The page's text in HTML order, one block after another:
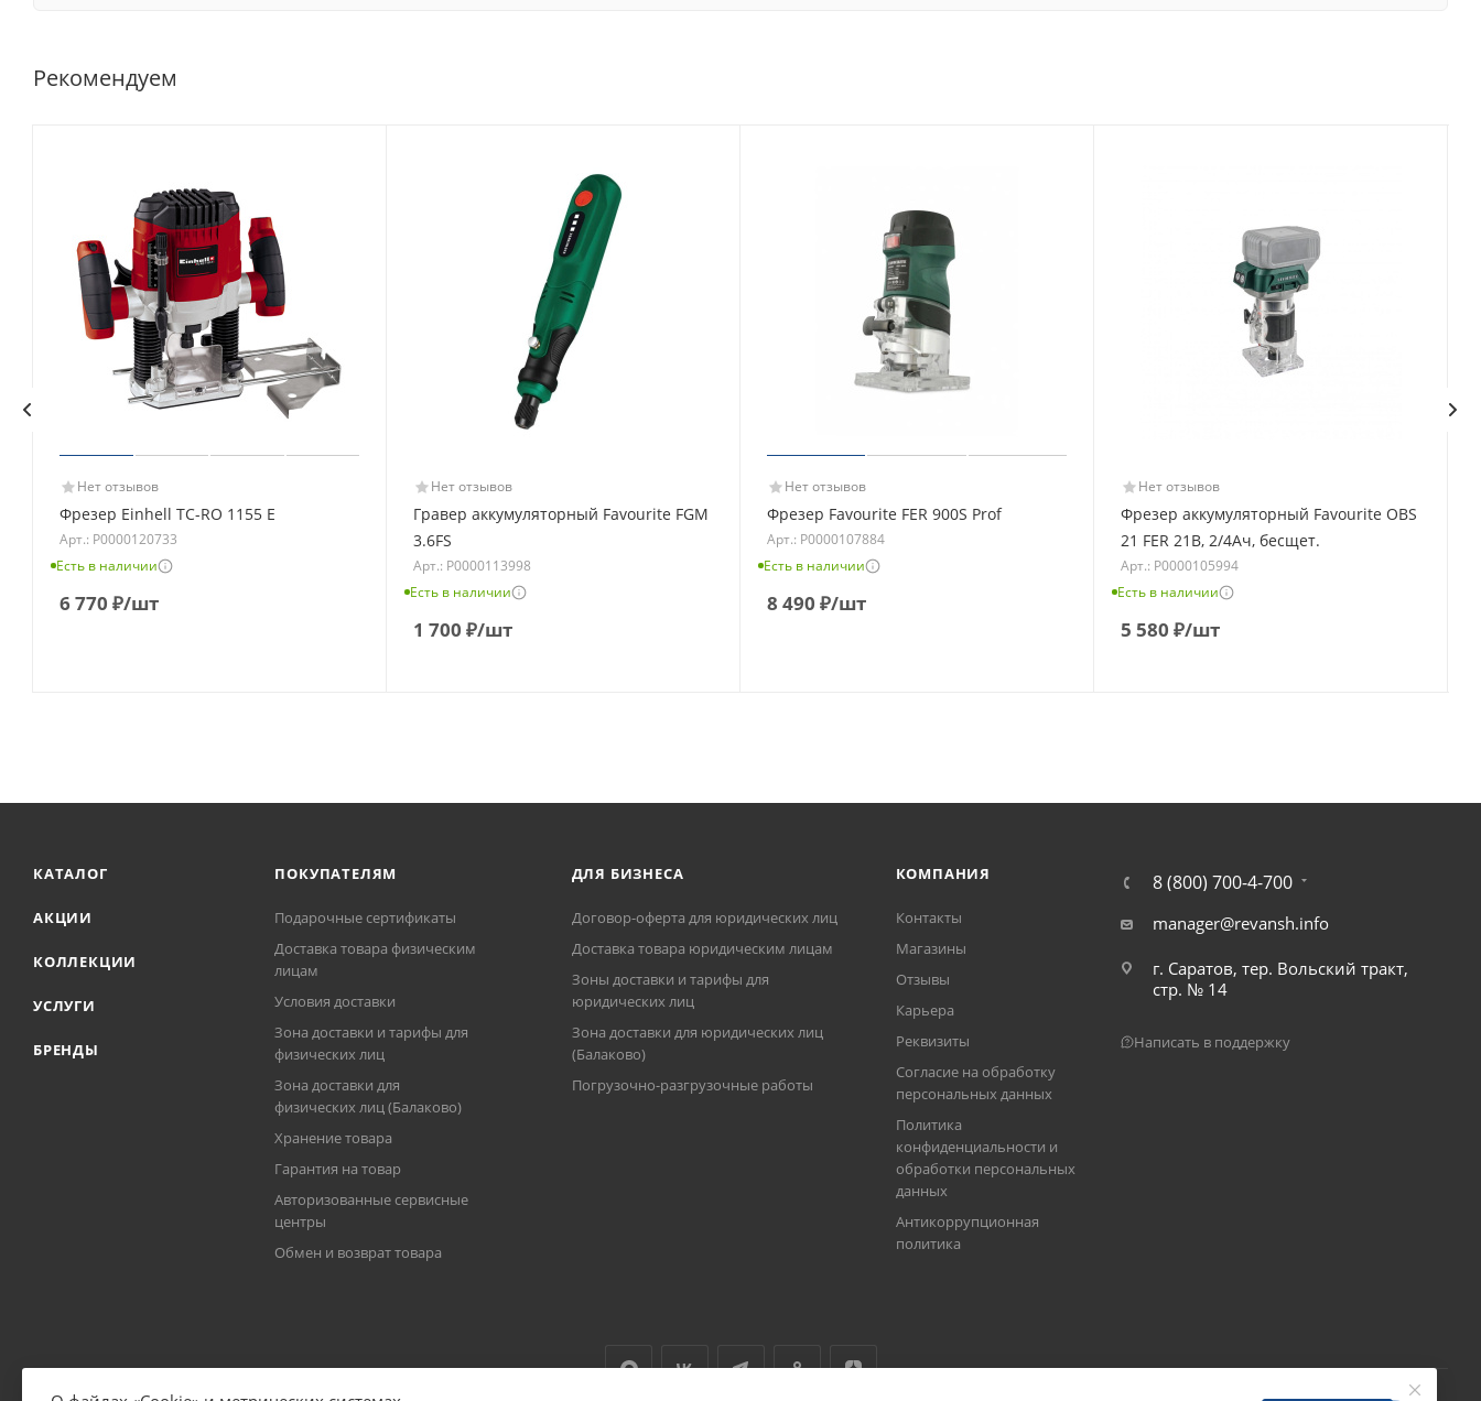
Рекомендуем
Нет отзывов
Фрезер Einhell TC-RO 1155 E
Арт.: Р0000120733
Есть в наличии
6 770 ₽/шт
Нет отзывов
Гравер аккумуляторный Favourite FGM
3.6FS
Арт.: Р0000113998
Есть в наличии
1 700 ₽/шт
Нет отзывов
Фрезер Favourite FER 900S Prof
Арт.: Р0000107884
Есть в наличии
8 490 ₽/шт
Нет отзывов
Фрезер аккумуляторный Favourite OBS
21 FER 21В, 2/4Ач, бесщет.
Арт.: Р0000105994
Есть в наличии
5 580 ₽/шт
КАТАЛОГ
АКЦИИ
КОЛЛЕКЦИИ
УСЛУГИ
БРЕНДЫ
ПОКУПАТЕЛЯМ
Подарочные сертификаты
Доставка товара физическим
лицам
Условия доставки
Зона доставки и тарифы для
физических лиц
Зона доставки для
физических лиц (Балаково)
Хранение товара
Гарантия на товар
Авторизованные сервисные
центры
Обмен и возврат товара
ДЛЯ БИЗНЕСА
Договор-оферта для юридических лиц
Доставка товара юридическим лицам
Зоны доставки и тарифы для
юридических лиц
Зона доставки для юридических лиц
(Балаково)
Погрузочно-разгрузочные работы
КОМПАНИЯ
Контакты
Магазины
Отзывы
Карьера
Реквизиты
Согласие на обработку
персональных данных
Политика
конфиденциальности и
обработки персональных
данных
Антикоррупционная
политика
8 (800) 700-4-700
manager@revansh.info
г. Саратов, тер. Вольский тракт,
стр. № 14
Написать в поддержку